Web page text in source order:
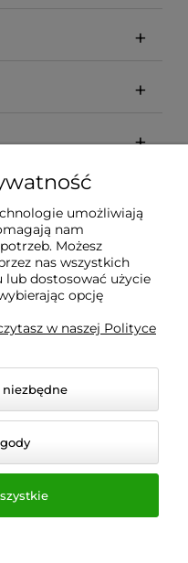
Technologiczne -
Sprzętu
- Pomorskie
zastrzeżone.
umożliwiają
nam
Możesz
nas wszystkich
dostosować użycie
opcję
w naszej Polityce